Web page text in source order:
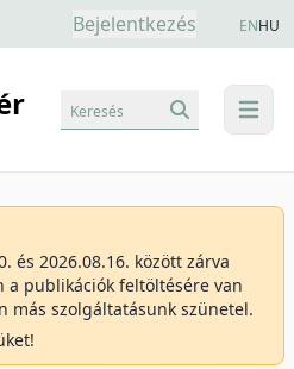
Bejelentkezés ENHU
menu
Keresés
és 2026.08.16. között zárva
a publikációk feltöltésére van
más szolgáltatásunk szünetel.